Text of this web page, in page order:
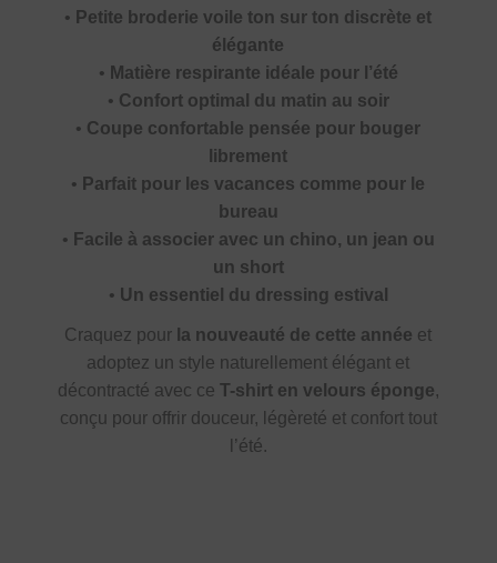
• Petite broderie voile ton sur ton discrète et
élégante
• Matière respirante idéale pour l’été
• Confort optimal du matin au soir
• Coupe confortable pensée pour bouger
librement
• Parfait pour les vacances comme pour le
bureau
• Facile à associer avec un chino, un jean ou
un short
• Un essentiel du dressing estival
Craquez pour la nouveauté de cette année et
adoptez un style naturellement élégant et
décontracté avec ce T-shirt en velours éponge,
conçu pour offrir douceur, légèreté et confort tout
l’été.